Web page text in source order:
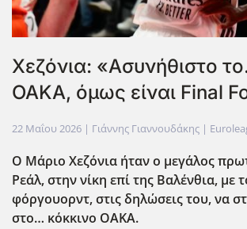
Χεζόνια: «Ασυνήθιστο
ΟΑΚΑ, όμως είναι Final
22 Μαΐου 2026 | Γιάννης Γιαννουδάκης |
Ο Μάριο Χεζόνια ήταν ο μεγάλος
Ρεάλ, στην νίκη επί της Βαλένθια, με
φόργουορντ, στις δηλώσεις του, να
στο… κόκκινο ΟΑΚΑ.